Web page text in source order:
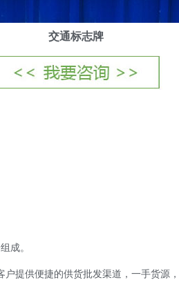
交通标志牌
成。
户提供便捷的供货批发渠道，一手货源